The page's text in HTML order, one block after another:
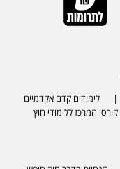
לימודים קדם אקדמיים
קורסי המרכז ללימודי חוץ